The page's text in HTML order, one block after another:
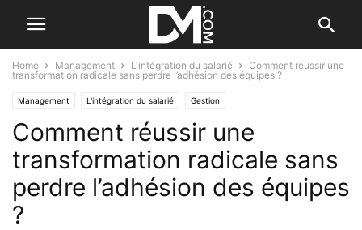
Home Management L'intégration du salarié
Comment réussir une
transformation radicale sans perdre l’adhésion des équipes ?
Management L'intégration du salarié Gestion
L’installation de l'entreprise Le B.A. BA de la gestion
Motiver ses salariés Business Valorisation d'entreprise
Comment réussir une
transformation radicale sans
perdre l’adhésion des équipes
?